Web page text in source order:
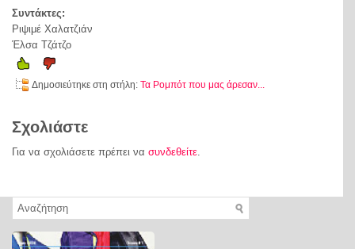
Συντάκτες:
Ριψιμέ Χαλατζιάν
Έλσα Τζάτζο
Δημοσιεύτηκε στη στήλη: Τα Ρομπότ που μας άρεσαν...
Σχολιάστε
Για να σχολιάσετε πρέπει να συνδεθείτε.